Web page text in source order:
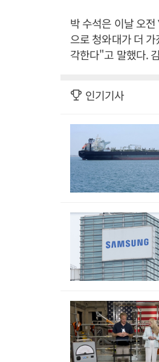
박 수석은 이날 오
으로 청와대가 더
각한다"고 말했다.
인기기사